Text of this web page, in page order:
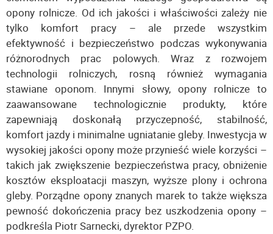
opony rolnicze. Od ich jakości i właściwości zależy nie
tylko komfort pracy – ale przede wszystkim
efektywność i bezpieczeństwo podczas wykonywania
różnorodnych prac polowych. Wraz z rozwojem
technologii rolniczych, rosną również wymagania
stawiane oponom. Innymi słowy, opony rolnicze to
zaawansowane technologicznie produkty, które
zapewniają doskonałą przyczepność, stabilność,
komfort jazdy i minimalne ugniatanie gleby. Inwestycja w
wysokiej jakości opony może przynieść wiele korzyści –
takich jak zwiększenie bezpieczeństwa pracy, obniżenie
kosztów eksploatacji maszyn, wyższe plony i ochrona
gleby. Porządne opony znanych marek to także większa
pewność dokończenia pracy bez uszkodzenia opony –
podkreśla Piotr Sarnecki, dyrektor PZPO.